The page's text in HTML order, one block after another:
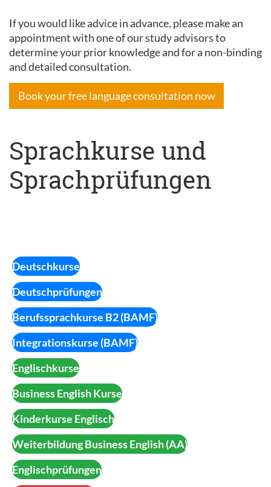
If you would like advice in advance, please make an
appointment with one of our study advisors to
determine your prior knowledge and for a non-binding
and detailed consultation.
Book your free language consultation now
Sprachkurse und
Sprachprüfungen
Deutschkurse
Deutschprüfungen
Berufssprachkurse B2 (BAMF)
Integrationskurse (BAMF)
Englischkurse
Business English Kurse
Kinderkurse Englisch
Weiterbildung Business English (AA)
Englischprüfungen